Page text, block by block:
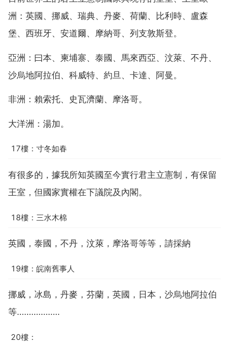
洲：英國、挪威、瑞典、丹麥、荷蘭、比利時、盧森
堡、西班牙、安道爾、摩納哥、列支敦斯登。
亞洲：曰本、柬埔寨、泰國、馬來西亞、汶萊、不丹、
沙烏地阿拉伯、科威特、約旦、卡達、阿曼。
非洲：賴索托、史瓦濟蘭、摩洛哥。
大洋洲：湯加。
17樓：寸冬如春
有很多的，據我所知英國至今實行君主立憲制，有保留
王室，但國家實權在下議院及內閣。
18樓：三水木棉
英國，泰國，不丹，汶萊，摩洛哥等等，請採納
19樓：皖南舊事人
挪威，冰島，丹麥，芬蘭，英國，日本，沙烏地阿拉伯
等………………
20樓：